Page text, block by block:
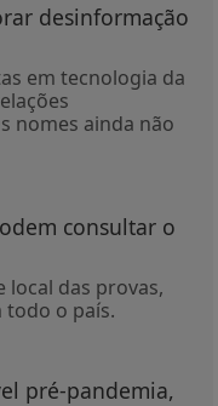
desinformação
em tecnologia da
nomes ainda não
consultar o
das provas,
todo o país.
pré-pandemia,